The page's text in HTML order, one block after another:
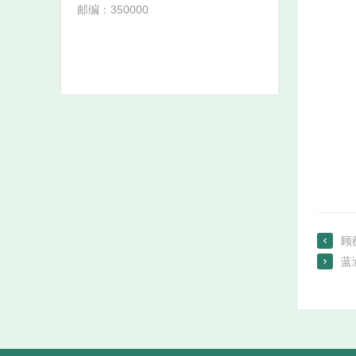
邮编：350000
 顾
 蓝